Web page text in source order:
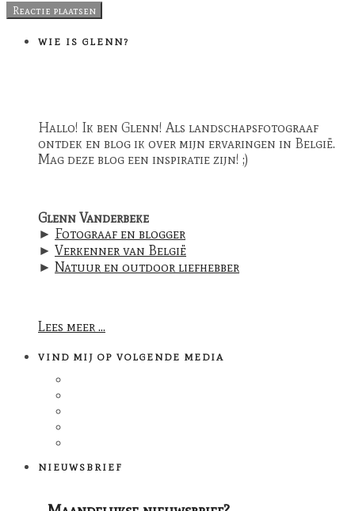
WIE IS GLENN?
Hallo! Ik ben Glenn! Als landschapsfotograaf
ontdek en blog ik over mijn ervaringen in België.
Mag deze blog een inspiratie zijn! ;)
Glenn Vanderbeke
► Fotograaf en blogger
► Verkenner van België
► Natuur en outdoor liefhebber
Lees meer ...
VIND MIJ OP VOLGENDE MEDIA
NIEUWSBRIEF